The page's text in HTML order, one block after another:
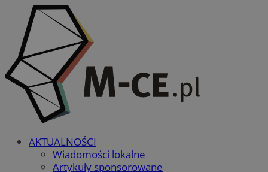
AKTUALNOŚCI
Wiadomości lokalne
Artykuły sponsorowane